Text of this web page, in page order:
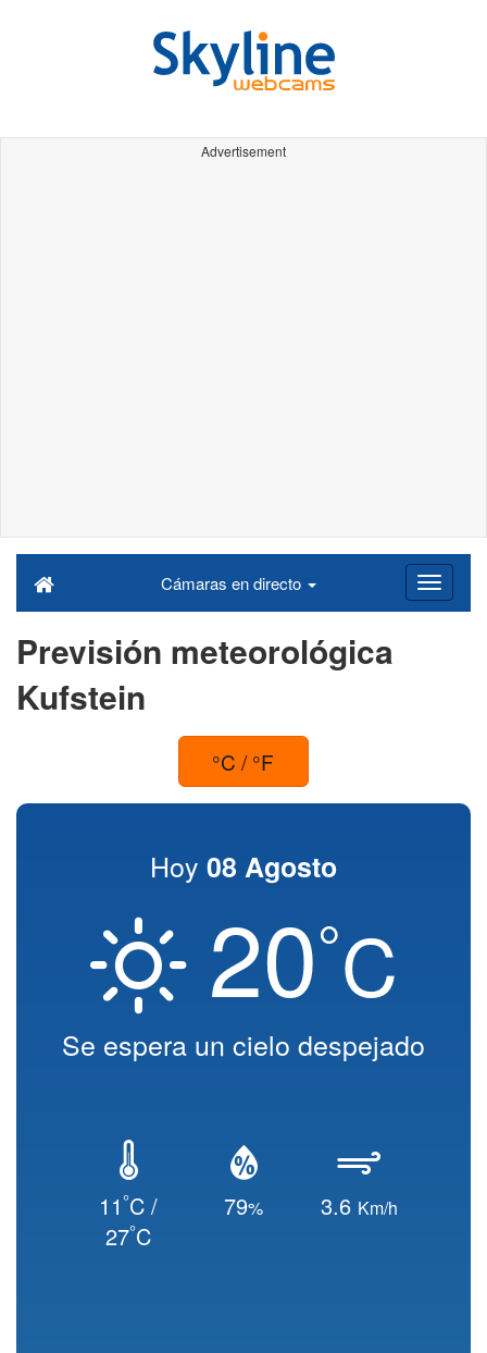
Advertisement
Cámaras en directo
Previsión meteorológica
Kufstein
°C / °F
Hoy 08 Agosto
20°C
Se espera un cielo despejado
11°C /
27°C
79% 3.6 Km/h